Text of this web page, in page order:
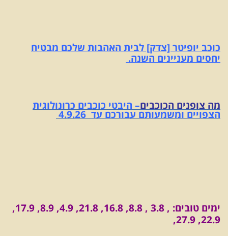
כוכב יופיטר [צדק] לבית האהבות שלכם מבטיח
יחסים מעניינים השנה.
מה צופנים הכוכבים– היבטי כוכבים כרונולוגית
הצפויים ומשמעותם עבורכם עד 4.9.26
ימים טובים: , 3.8 , 8.8, 16.8, 21.8, 4.9, 8.9, 17.9,
22.9, 27.9,